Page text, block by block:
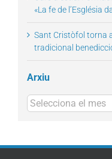
«La fe de l’Església
Sant Cristòfol torna
tradicional
Arxiu
Arxius